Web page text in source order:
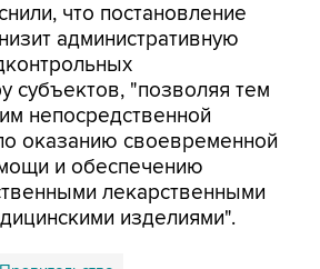
что постановление
административную
субъектов, "позволяя тем
непосредственной
оказанию своевременной
и обеспечению
лекарственными
изделиями".